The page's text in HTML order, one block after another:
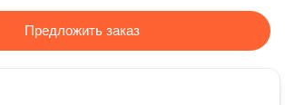
Предложить заказ